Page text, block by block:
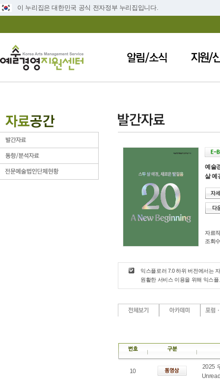
이 누리집은 대한민국 공식 전자정부 누리집입니다.
예술
살 예
자료
조회
익스플로러 7.0 하위 버전에서는
원활한 서비스 이용을 위해 익스
10
2025